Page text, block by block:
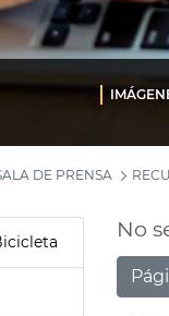
DE PRENSA
No